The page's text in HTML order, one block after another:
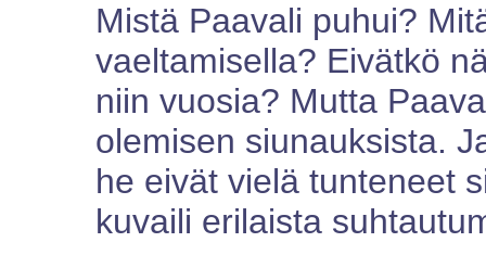
Mistä Paavali puhui?
vaeltamisella? Eivätkö
niin vuosia? Mutta
olemisen siunauksista.
he eivät vielä tunteneet
kuvaili erilaista